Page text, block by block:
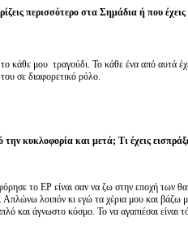
περισσότερο στα Σημάδια ή που
κάθε μου τραγούδι. Το κάθε ένα από αυτά
σε διαφορετικό ρόλο.
την κυκλοφορία και μετά; Τι έχεις
το EP είναι σαν να ζω στην εποχή των
Απλώνω λοιπόν κι εγώ τα χέρια μου και
και άγνωστο κόσμο. Το να αγαπιέσαι είναι